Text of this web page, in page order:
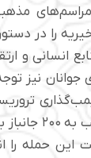
را در
انسانی و
جوانان نیز
هدف بمب‌گذاری
واقعه ۱۴
این حمله